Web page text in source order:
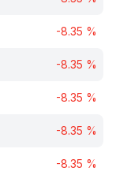
-8.35 %
-8.35 %
-8.35 %
-8.35 %
-8.35 %